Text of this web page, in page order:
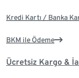
Kredi Kartı / Banka
BKM ile Ödeme
Ücretsiz Kargo &